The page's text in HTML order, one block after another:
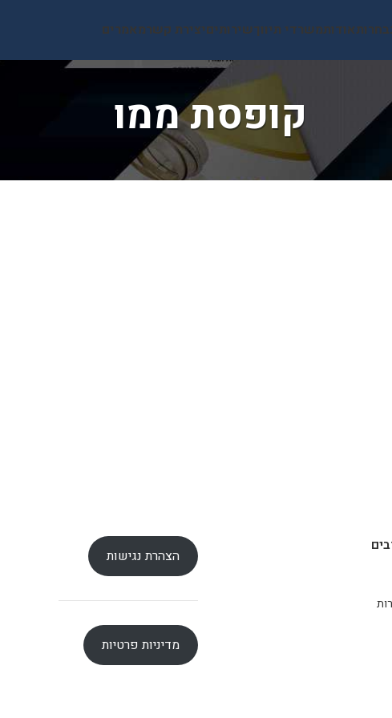
אודותמשרדי תיווךשירותיםיצירת קשרמאמרים
קופסת ממו
הצהרת נגישות
מדיניות פרטיות